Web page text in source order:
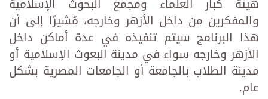
والمفكرين من داخل الأزهر وخارجه، مُشيرًا إلى أن
هذا البرنامج سيتم تنفيذه في عدة أماكن داخل
الأزهر وخارجه سواء في مدينة البعوث الإسلامية أو
مدينة الطلاب بالجامعة أو الجامعات المصرية بشكل
عام.